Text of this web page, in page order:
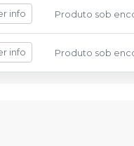
info Produto sob
info Produto sob